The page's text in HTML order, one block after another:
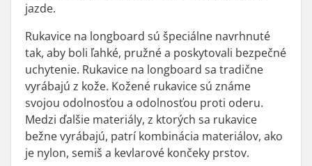
jazde.
Rukavice na longboard sú špeciálne navrhnuté
tak, aby boli ľahké, pružné a poskytovali bezpečné
uchytenie. Rukavice na longboard sa tradične
vyrábajú z kože. Kožené rukavice sú známe
svojou odolnosťou a odolnosťou proti oderu.
Medzi ďalšie materiály, z ktorých sa rukavice
bežne vyrábajú, patrí kombinácia materiálov, ako
je nylon, semiš a kevlarové končeky prstov.